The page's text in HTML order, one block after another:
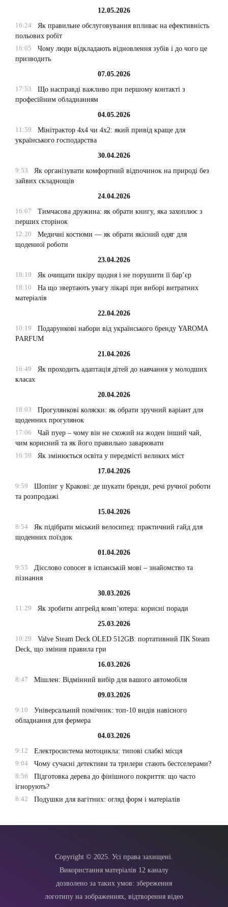
12.05.2026
16:24
Як правильне обслуговування впливає на ефективність
польових робіт
16:05
Чому люди відкладають відновлення зубів і до чого це
призводить
07.05.2026
17:53
Що насправді важливо при першому контакті з
професійним обладнанням
04.05.2026
11:59
Мінітрактор 4х4 чи 4х2: який привід краще для
українського господарства
30.04.2026
9:53
Як організувати комфортний відпочинок на природі без
зайвих складнощів
24.04.2026
16:07
Тимчасова дружина: як обрати книгу, яка захоплює з
перших сторінок
12:20
Медичні костюми — як обрати якісний одяг для
щоденної роботи
23.04.2026
18:19
Як очищати шкіру щодня і не порушити її бар’єр
18:10
На що звертають увагу лікарі при виборі витратних
матеріалів
22.04.2026
10:19
Подарункові набори від українського бренду YAROMA
PARFUM
21.04.2026
16:49
Як проходить адаптація дітей до навчання у молодших
класах
20.04.2026
18:03
Прогулянкові коляски: як обрати зручний варіант для
щоденних прогулянок
17:06
Чай пуер – чому він не схожий на жоден інший чай,
чим корисний та як його правильно заварювати
16:59
Як змінюється освіта у передмісті великих міст
17.04.2026
9:59
Шопінг у Кракові: де шукати бренди, речі ручної роботи
та розпродажі
15.04.2026
8:54
Як підібрати міський велосипед: практичний гайд для
щоденних поїздок
01.04.2026
9:55
Дієслово conocer в іспанській мові – знайомство та
пізнання
30.03.2026
11:29
Як зробити апгрейд комп’ютера: корисні поради
25.03.2026
10:29
Valve Steam Deck OLED 512GB: портативний ПК Steam
Deck, що змінив правила гри
16.03.2026
8:47
Мішлен: Відмінний вибір для вашого автомобіля
09.03.2026
9:10
Універсальний помічник: топ-10 видів навісного
обладнання для фермера
04.03.2026
9:12
Електросистема мотоцикла: типові слабкі місця
9:04
Чому сучасні детективи та трилери стають бестселерами?
8:56
Підготовка дерева до фінішного покриття: що часто
ігнорують?
8:42
Подушки для вагітних: огляд форм і матеріалів
Copyright © 2025. Усі права захищені.
Використання матеріалів 12 каналу
дозволено за таких умов: збереження
логотипу на зображеннях, відтворення відео